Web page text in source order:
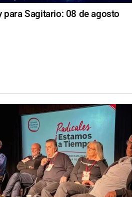
para Sagitario: 08 de agosto